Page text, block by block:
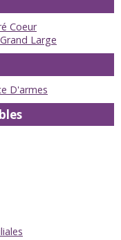
Coeur
Large
D'armes